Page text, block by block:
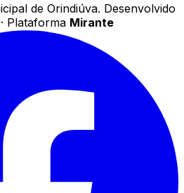
de Orindiúva. Desenvolvido
· Plataforma Mirante